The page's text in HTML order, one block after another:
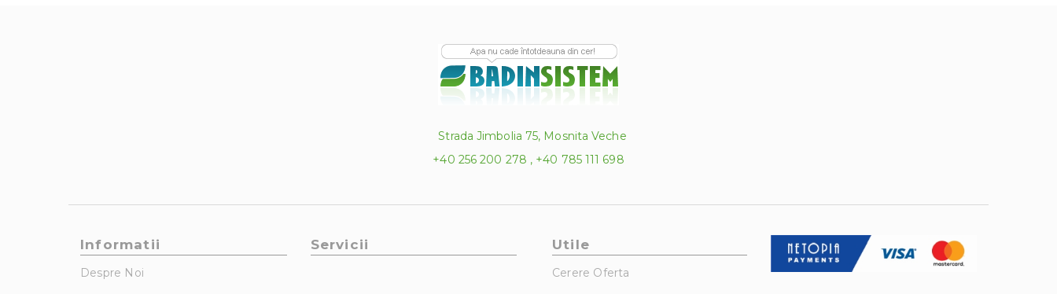
Strada Jimbolia 75, Mosnita Veche
+40 256 200 278 , +40 785 111 698
Informatii
Despre Noi
Servicii Utile
Cerere Oferta